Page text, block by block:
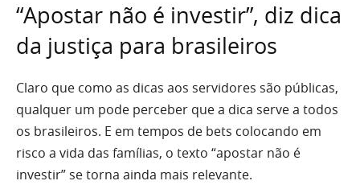
“Apostar não é investir”, diz dica
da justiça para brasileiros
Claro que como as dicas aos servidores são públicas,
qualquer um pode perceber que a dica serve a todos
os brasileiros. E em tempos de bets colocando em
risco a vida das famílias, o texto “apostar não é
investir” se torna ainda mais relevante.